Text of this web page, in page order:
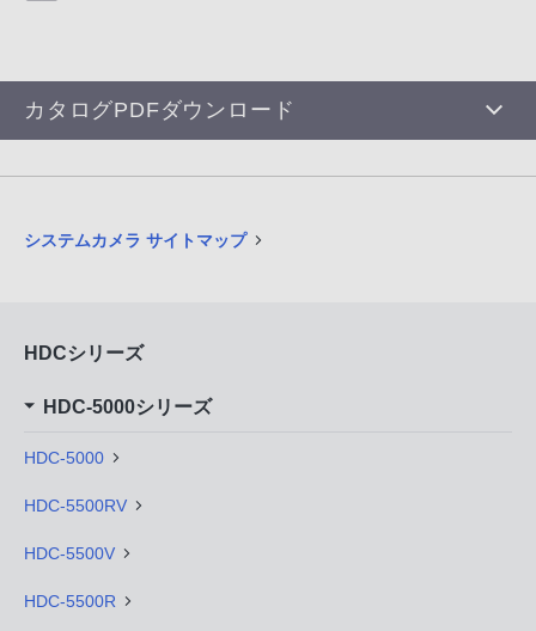
カタログPDFダウンロード
システムカメラ サイトマップ
HDCシリーズ
HDC-5000シリーズ
HDC-5000
HDC-5500RV
HDC-5500V
HDC-5500R